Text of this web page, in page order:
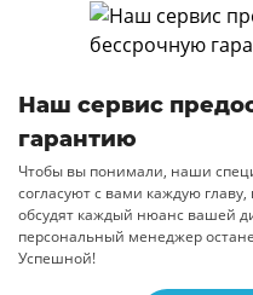
Наш сервис
гарантию
Чтобы вы понимали, наши
согласуют с вами каждую
обсудят каждый нюанс вашей
персональный менеджер
Успешной!